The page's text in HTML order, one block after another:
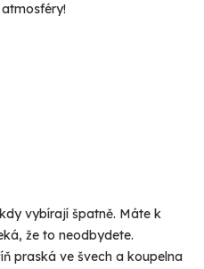
vybírají špatně. Máte k
že to neodbydete.
praská ve švech a koupelna